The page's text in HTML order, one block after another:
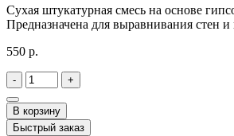
Сухая штукатурная смесь на основе
Предназначена для выравнивания стен и
550 р.
- +
В корзину
Быстрый заказ